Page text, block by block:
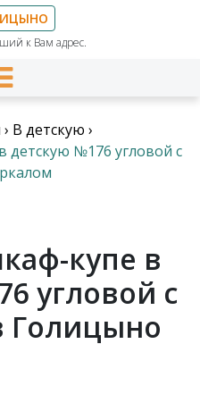
к Вам адрес.
› В детскую ›
детскую №176 угловой с
купе в
угловой с
Голицыно